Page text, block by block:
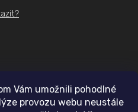
Vám umožnili pohodlné
provozu webu neustále